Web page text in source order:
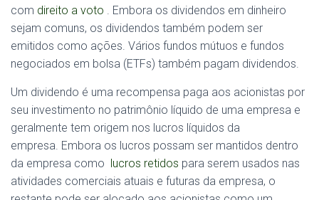
com direito a voto . Embora os dividendos em dinheiro
sejam comuns, os dividendos também podem ser
emitidos como ações. Vários fundos mútuos e fundos
negociados em bolsa (ETFs) também pagam dividendos.
Um dividendo é uma recompensa paga aos acionistas por
seu investimento no patrimônio líquido de uma empresa e
geralmente tem origem nos lucros líquidos da
empresa. Embora os lucros possam ser mantidos dentro
da empresa como lucros retidos para serem usados ​​nas
atividades comerciais atuais e futuras da empresa, o